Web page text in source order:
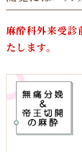
麻酔科外来受診
たします。